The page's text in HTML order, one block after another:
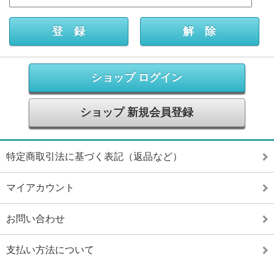
ショップ ログイン
ショップ 新規会員登録
特定商取引法に基づく表記（返品など）
マイアカウント
お問い合わせ
支払い方法について